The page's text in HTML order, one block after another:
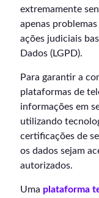
extremamente
apenas
ações judiciais
Dados (LGPD).
Para garantir a
plataformas de
informações em
utilizando
certificações de
os dados sejam
autorizados.
Uma plataforma